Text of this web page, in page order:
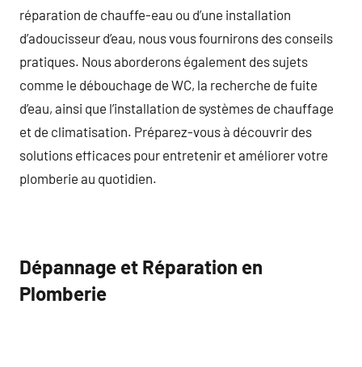
réparation de chauffe-eau ou d’une installation
d’adoucisseur d’eau, nous vous fournirons des conseils
pratiques. Nous aborderons également des sujets
comme le débouchage de WC, la recherche de fuite
d’eau, ainsi que l’installation de systèmes de chauffage
et de climatisation. Préparez-vous à découvrir des
solutions efficaces pour entretenir et améliorer votre
plomberie au quotidien.
Dépannage et Réparation en
Plomberie